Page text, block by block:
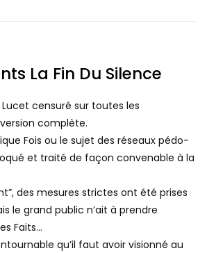
censuré sur toutes les
complète.
Fois ou le sujet des réseaux pédo-
et traité de façon convenable à la
des mesures strictes ont été prises
le grand public n’ait à prendre
Faits…